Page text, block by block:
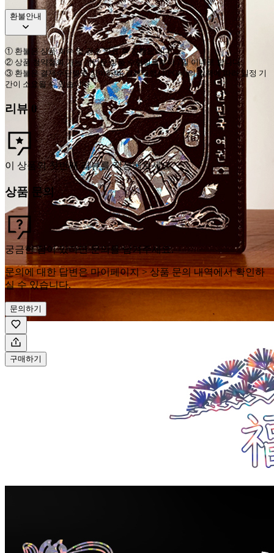
환불안내
① 환불은 상품 회수 및 검수 완료 후 진행됩니다.
② 상품 청약철회 가능 기간은 상품 수령일로부터 7일 이내로 합니다.
③ 환불은 결제수단별로 상이하며,결제대행사(PG사)의 정책에 따라 일정 기
간이 소요될 수 있습니다.
리뷰 0
이 상품의 첫번째 리뷰를 작성해보세요.
상품 문의
궁금한 점이 있다면 문의를 남겨주세요.
문의에 대한 답변은 마이페이지 > 상품 문의 내역에서 확인하
실 수 있습니다.
문의하기
구매하기